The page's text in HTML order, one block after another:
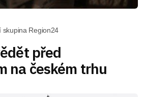
skupina Region24
před
na českém trhu